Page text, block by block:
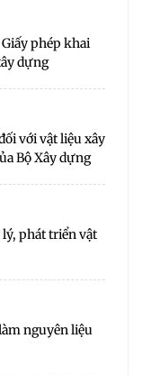
phép khai
dựng
với vật liệu xây
Bộ Xây dựng
phát triển vật
nguyên liệu